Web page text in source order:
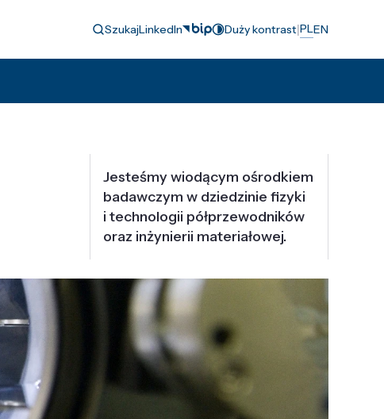
SzukajLinkedIn Duży kontrast|PLEN
Jesteśmy wiodącym ośrodkiem
badawczym w dziedzinie fizyki
i technologii półprzewodników
oraz inżynierii materiałowej.